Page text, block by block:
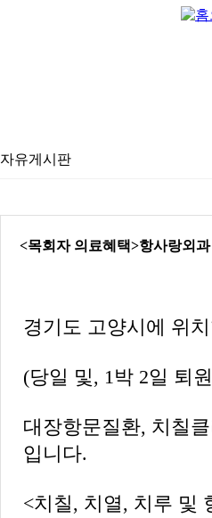
자유게시판
<목회자 의료혜택>항사랑외과
경기도 고양시에 위
(당일 및, 1박 2일 퇴
대장항문질환, 치칠
입니다.
<치칠, 치열, 치루 및